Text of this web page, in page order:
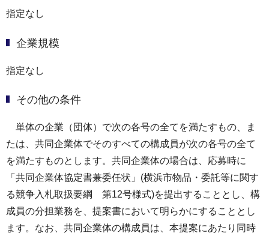
指定なし
企業規模
指定なし
その他の条件
単体の企業（団体）で次の各号の全てを満たすもの、ま
たは、共同企業体でそのすべての構成員が次の各号の全て
を満たすものとします。共同企業体の場合は、応募時に
「共同企業体協定書兼委任状」(横浜市物品・委託等に関す
る競争入札取扱要綱 第12号様式)を提出することとし、構
成員の分担業務を、提案書において明らかにすることとし
ます。なお、共同企業体の構成員は、本提案にあたり同時